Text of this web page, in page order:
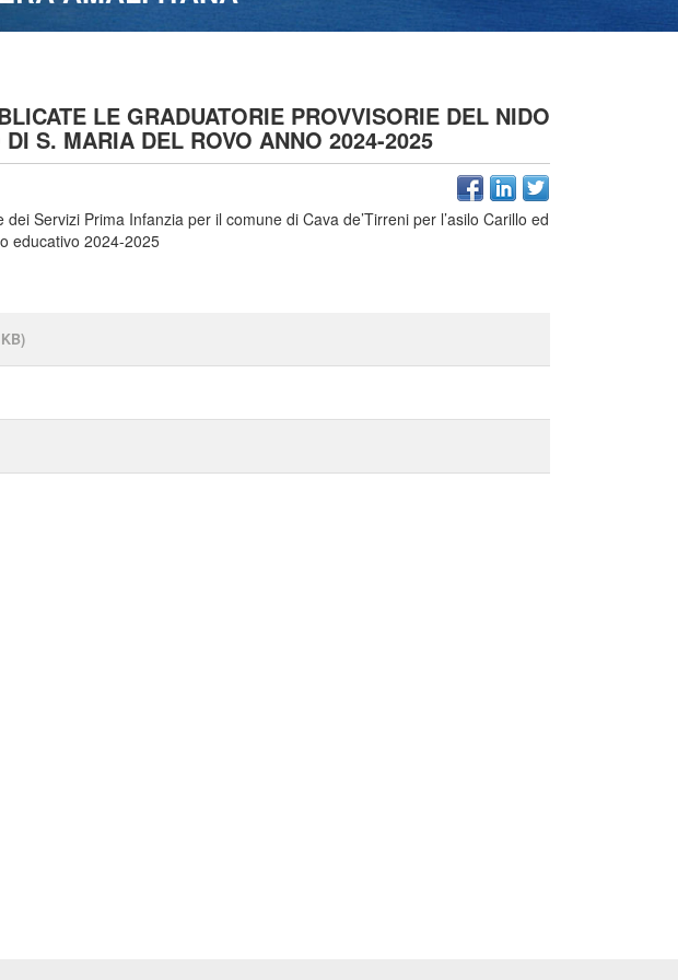
LE GRADUATORIE PROVVISORIE DEL NIDO
S. MARIA DEL ROVO ANNO 2024-2025
Servizi Prima Infanzia per il comune di Cava de’Tirreni per l’asilo Carillo ed
educativo 2024-2025